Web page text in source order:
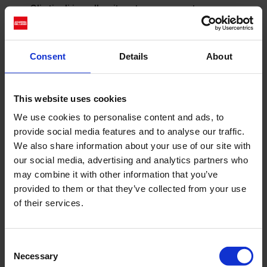
Consent Details About
This website uses cookies
We use cookies to personalise content and ads, to
provide social media features and to analyse our traffic.
We also share information about your use of our site with
our social media, advertising and analytics partners who
may combine it with other information that you’ve
provided to them or that they’ve collected from your use
of their services.
Selection
Necessary
Gli stivali in pelle pitonata, ganno un tacco
distintivo a forma di “I” di ICEBERG, mentre i
Questa stagione segna non solo una rinascita
per il marchio, ma anche un omaggio
identità audace e una promessa di un futuro
sempre più sorprendente. Con l’arrivo della
fragranza “Be Wonderfully You”, ICEBERG
dimostra che il suo spirito creativo non
conosce limiti, ispirando tutti noi a essere
meravigliosamente noi stessi,
indipendentemente dalle mode e dalle
convenzioni.